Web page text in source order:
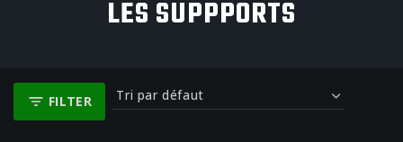
LES SUPPPORTS
FILTER